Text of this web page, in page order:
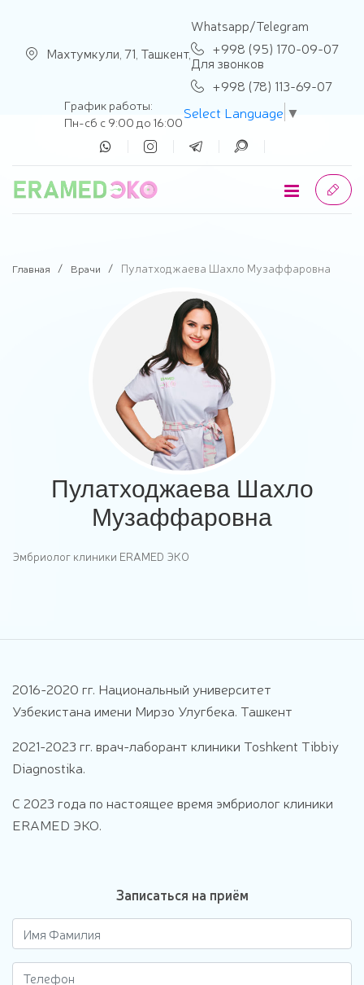
Махтумкули, 71, Ташкент,
Whatsapp/Telegram
+998 (95) 170-09-07
Для звонков
+998 (78) 113-69-07
График работы:
Пн-сб с 9:00 до 16:00
Select Language ▼
Главная Врачи Пулатходжаева Шахло Музаффаровна
Пулатходжаева Шахло
Музаффаровна
Эмбриолог клиники ERAMED ЭКО
2016-2020 гг. Национальный университет
Узбекистана имени Мирзо Улугбека. Ташкент
2021-2023 гг. врач-лаборант клиники Toshkent Tibbiy
Diagnostika.
С 2023 года по настоящее время эмбриолог клиники
ERAMED ЭКО.
Записаться на приём